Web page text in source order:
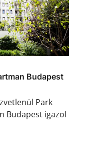
Budapest
Park
Budapest igazol